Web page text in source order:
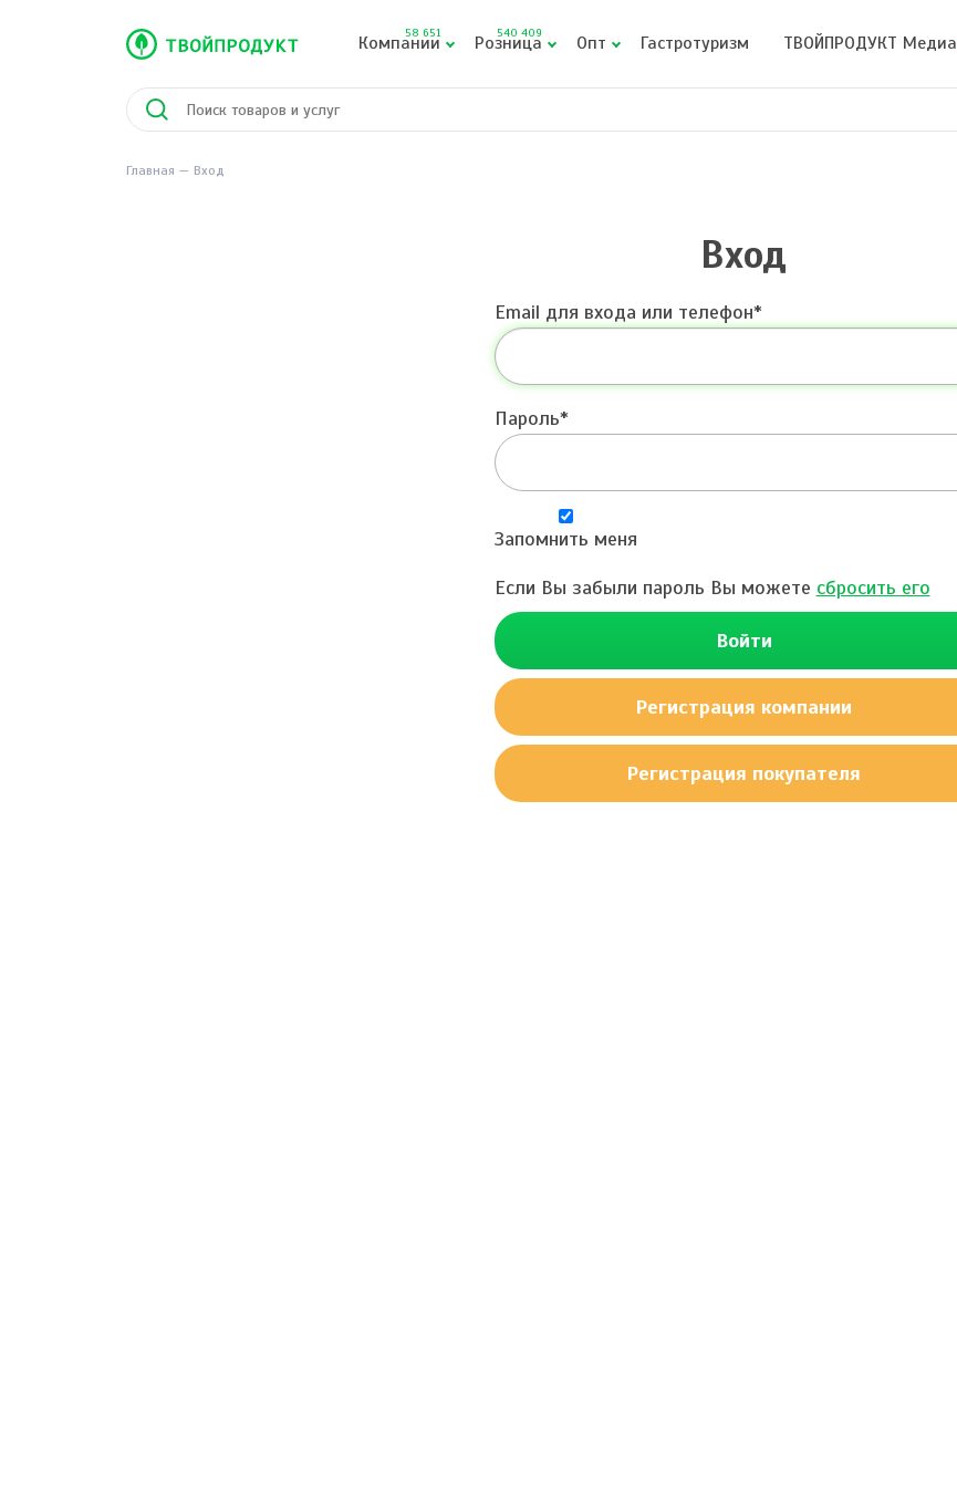
Компании
58 651 Розница
540 409 Опт Гастротуризм ТВОЙПРОДУКТ Медиа
Главная Вход
Вход
Email для входа или телефон
Пароль
Запомнить меня
Если Вы забыли пароль Вы можете сбросить его
Войти
Регистрация компании
Регистрация покупателя